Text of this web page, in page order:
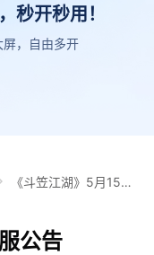
秒开秒用！
，自由多开
《斗笠江湖》5月15日
公告